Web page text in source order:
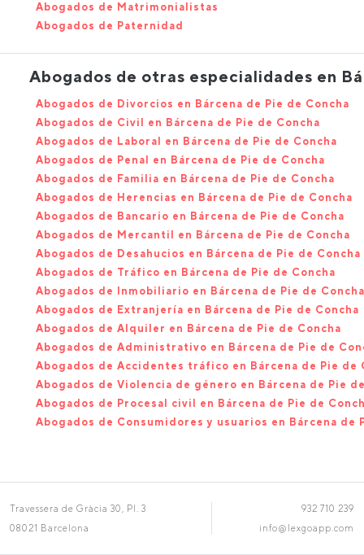
Abogados de Matrimonialistas
Abogados de Paternidad
Abogados de otras especialidades en
Abogados de Divorcios en Bárcena de Pie de Concha
Abogados de Civil en Bárcena de Pie de Concha
Abogados de Laboral en Bárcena de Pie de Concha
Abogados de Penal en Bárcena de Pie de Concha
Abogados de Familia en Bárcena de Pie de Concha
Abogados de Herencias en Bárcena de Pie de Concha
Abogados de Bancario en Bárcena de Pie de Concha
Abogados de Mercantil en Bárcena de Pie de Concha
Abogados de Desahucios en Bárcena de Pie de Concha
Abogados de Tráfico en Bárcena de Pie de Concha
Abogados de Inmobiliario en Bárcena de Pie de Concha
Abogados de Extranjería en Bárcena de Pie de Concha
Abogados de Alquiler en Bárcena de Pie de Concha
Abogados de Administrativo en Bárcena de Pie de
Abogados de Accidentes tráfico en Bárcena de Pie de
Abogados de Violencia de género en Bárcena de Pie
Abogados de Procesal civil en Bárcena de Pie de
Abogados de Consumidores y usuarios en Bárcena de
Travessera de Gràcia 30, Pl. 3
08021 Barcelona
932 710 239
info@lexgoapp.com